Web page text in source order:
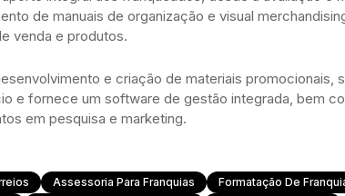
de manuais de organização e visual
venda e produtos.
e criação de materiais promocionais,
e fornece um software de gestão integrada, bem
em pesquisa e marketing.
Assessoria Para Franquias Formatação De